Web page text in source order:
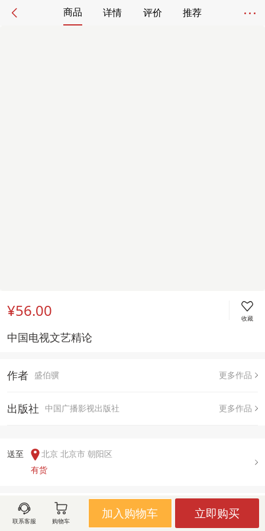
商品 详情 评价 推荐
¥56.00 收藏
中国电视文艺精论
作者 盛伯骥 更多作品
出版社 中国广播影视出版社 更多作品
送至
北京 北京市 朝阳区
有货
用户评论(
联系客服 购物车
加入购物车 立即购买